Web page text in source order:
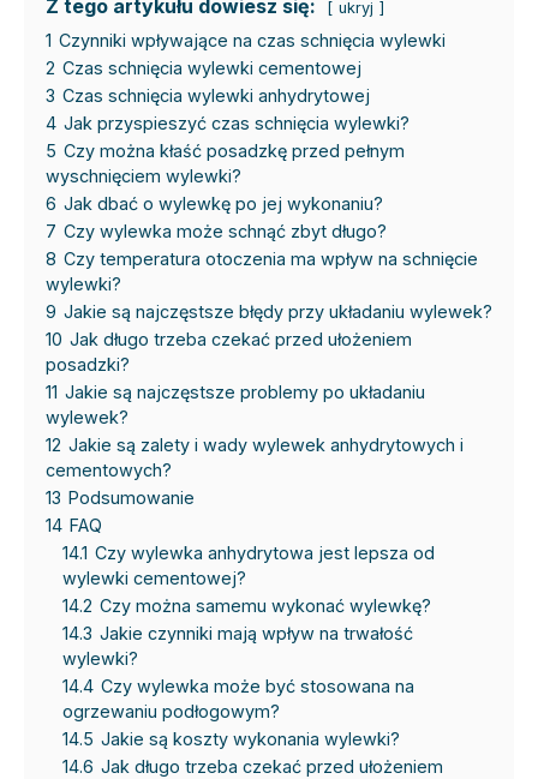
Z tego artykułu dowiesz się: ukryj
1 Czynniki wpływające na czas schnięcia wylewki
2 Czas schnięcia wylewki cementowej
3 Czas schnięcia wylewki anhydrytowej
4 Jak przyspieszyć czas schnięcia wylewki?
5 Czy można kłaść posadzkę przed pełnym
wyschnięciem wylewki?
6 Jak dbać o wylewkę po jej wykonaniu?
7 Czy wylewka może schnąć zbyt długo?
8 Czy temperatura otoczenia ma wpływ na schnięcie
wylewki?
9 Jakie są najczęstsze błędy przy układaniu wylewek?
10 Jak długo trzeba czekać przed ułożeniem
posadzki?
11 Jakie są najczęstsze problemy po układaniu
wylewek?
12 Jakie są zalety i wady wylewek anhydrytowych i
cementowych?
13 Podsumowanie
14 FAQ
14.1 Czy wylewka anhydrytowa jest lepsza od
wylewki cementowej?
14.2 Czy można samemu wykonać wylewkę?
14.3 Jakie czynniki mają wpływ na trwałość
wylewki?
14.4 Czy wylewka może być stosowana na
ogrzewaniu podłogowym?
14.5 Jakie są koszty wykonania wylewki?
14.6 Jak długo trzeba czekać przed ułożeniem